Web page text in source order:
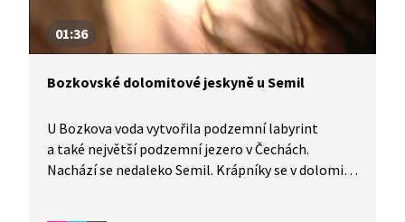
01:36
Bozkovské dolomitové jeskyně u Semil
U Bozkova voda vytvořila podzemní labyrint
a také největší podzemní jezero v Čechách.
Nachází se nedaleko Semil. Krápníky se v dolomitu